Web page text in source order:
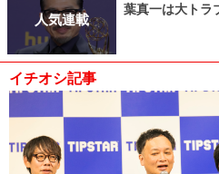
人気連載
葉真一は大トラ
イチオシ記事